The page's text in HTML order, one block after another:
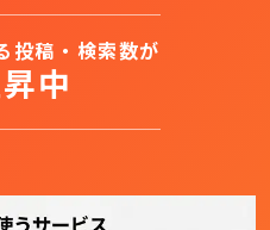
投稿・検索数が
中